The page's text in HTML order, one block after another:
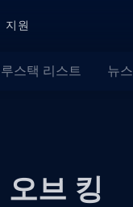
지원
스택 리스트 뉴스
브 킹